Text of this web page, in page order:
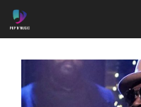
Aller
au